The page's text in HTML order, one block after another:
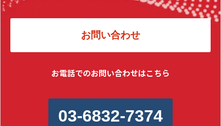
お問い合わせ
お電話でのお問い合わせはこちら
03-6832-7374